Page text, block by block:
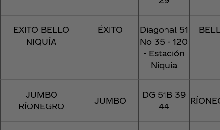
EXITO BELLO
NIQUÍA
ÉXITO
Diagonal 51
No 35 - 120
- Estación
Niquia
JUMBO
RÍONEGRO
JUMBO
DG 51B 39
44